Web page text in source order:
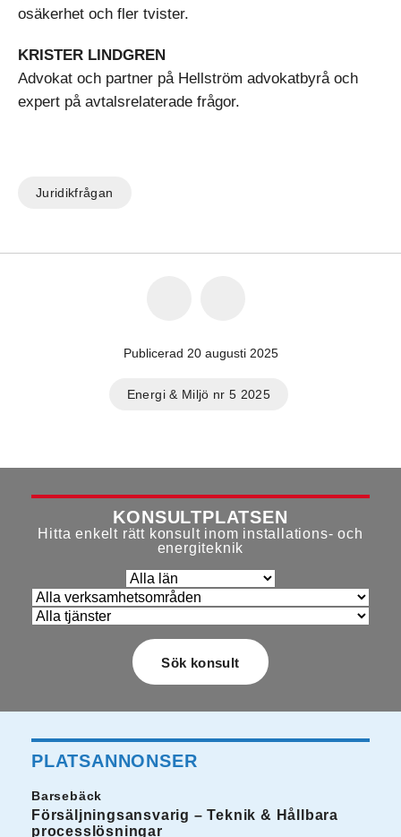
osäkerhet och fler tvister.
KRISTER LINDGREN
Advokat och partner på Hellström advokatbyrå och
expert på avtalsrelaterade frågor.
Juridikfrågan
Publicerad 20 augusti 2025
Energi & Miljö nr 5 2025
KONSULTPLATSEN
Hitta enkelt rätt konsult inom installations- och
energiteknik
PLATSANNONSER
Barsebäck
Försäljningsansvarig – Teknik & Hållbara
processlösningar